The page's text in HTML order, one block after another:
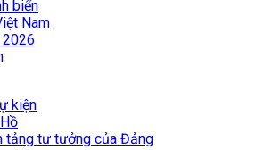
biển
Nam
2026
kiện
tảng tư tưởng của Đảng